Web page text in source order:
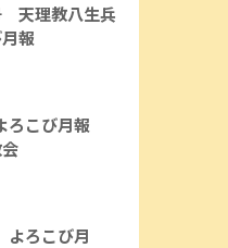
天理教八生兵
報
ろこび月報
ろこび月